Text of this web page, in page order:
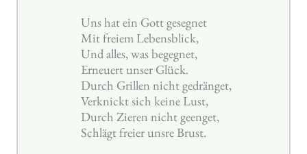
Uns hat ein Gott gesegnet
Mit freiem Lebensblick,
Und alles, was begegnet,
Erneuert unser Glück.
Durch Grillen nicht gedränget,
Verknickt sich keine Lust,
Durch Zieren nicht geenget,
Schlägt freier unsre Brust.